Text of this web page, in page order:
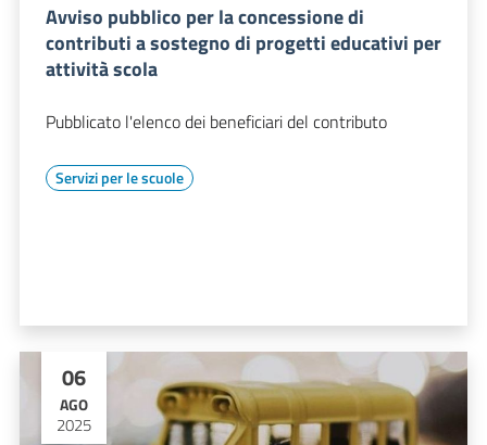
Avviso pubblico per la concessione di
contributi a sostegno di progetti educativi per
attività scola
Pubblicato l'elenco dei beneficiari del contributo
Servizi per le scuole
06
AGO
2025